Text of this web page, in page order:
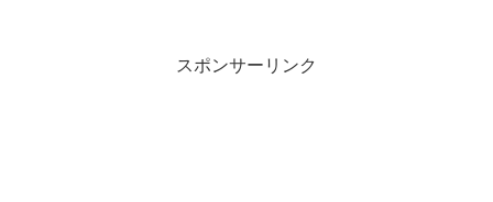
スポンサーリンク